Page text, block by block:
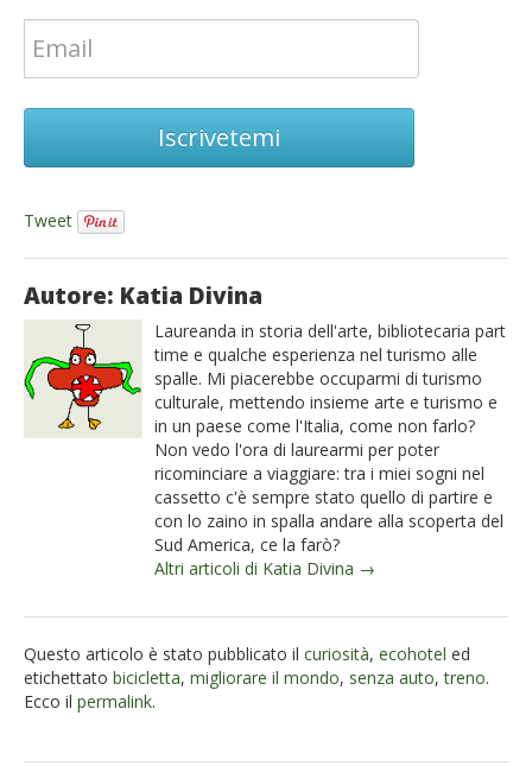
Iscrivetemi
Tweet
Autore: Katia Divina
Laureanda in storia dell'arte, bibliotecaria part
time e qualche esperienza nel turismo alle
spalle. Mi piacerebbe occuparmi di turismo
culturale, mettendo insieme arte e turismo e
in un paese come l'Italia, come non farlo?
Non vedo l'ora di laurearmi per poter
ricominciare a viaggiare: tra i miei sogni nel
cassetto c'è sempre stato quello di partire e
con lo zaino in spalla andare alla scoperta del
Sud America, ce la farò?
Altri articoli di Katia Divina →
Questo articolo è stato pubblicato il curiosità, ecohotel ed
etichettato bicicletta, migliorare il mondo, senza auto,treno.
Ecco il permalink.